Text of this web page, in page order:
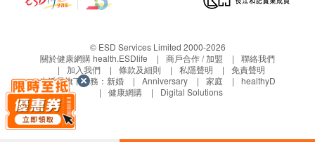
淨含量：每盒90粒
建議食用方法:
每日1次，每次2粒。
主要成分:
奧米加3魚油 （DHA, EPA）、牛磺酸、小米
© ESD Services Limited 2000-2026
關於健康網購 health.ESDlife
商戶合作 / 加盟
聯絡我們
加入我們
條款及細則 私隱聲明
免責聲明
生活易旗下業務： 新婚 Anniversary 家庭
healthyD
健康網購
Digital Solutions